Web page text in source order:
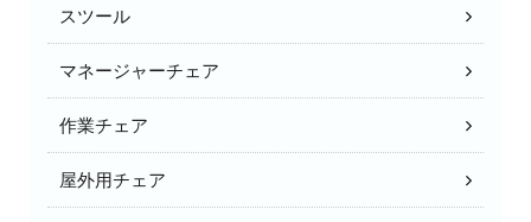
スツール
マネージャーチェア
作業チェア
屋外用チェア